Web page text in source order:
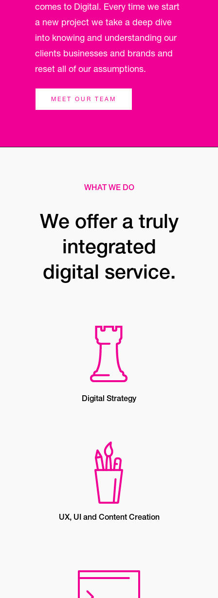
comes to Digital. Every time we start
a new project we take a deep dive
into knowing and understanding our
clients businesses and brands and
reset all of our assumptions.
MEET OUR TEAM
WHAT WE DO
We offer a truly
integrated
digital service.
Digital Strategy
UX, UI and Content Creation